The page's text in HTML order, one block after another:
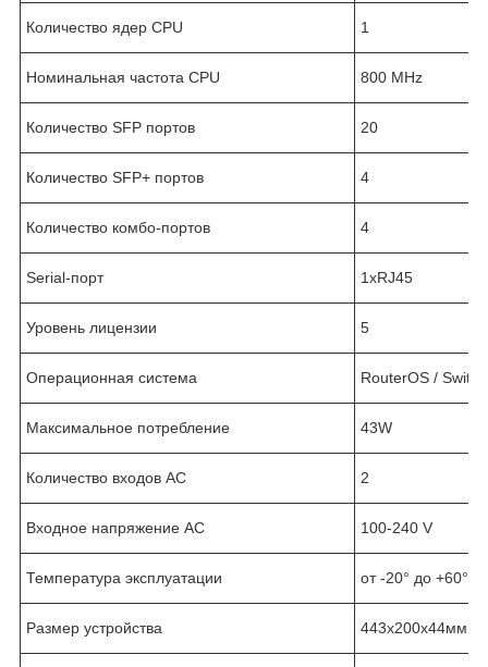
Количество ядер CPU 1
Номинальная частота CPU 800 MHz
Количество SFP портов 20
Количество SFP+ портов 4
Количество комбо-портов 4
Serial-порт 1хRJ45
Уровень лицензии 5
Операционная система RouterOS /
Максимальное потребление 43W
Количество входов AC 2
Входное напряжение AC 100-240 V
Температура эксплуатации от -20° до +60°C
Размер устройства 443x200x44мм